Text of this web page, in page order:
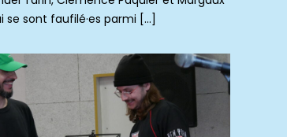
se sont faufilé·es parmi […]